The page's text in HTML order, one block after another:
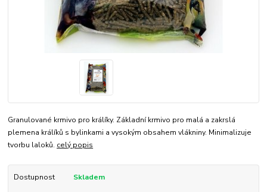
Granulované krmivo pro králíky. Základní krmivo pro malá a zakrslá
plemena králíků s bylinkami a vysokým obsahem vlákniny. Minimalizuje
tvorbu laloků. celý popis
Dostupnost Skladem